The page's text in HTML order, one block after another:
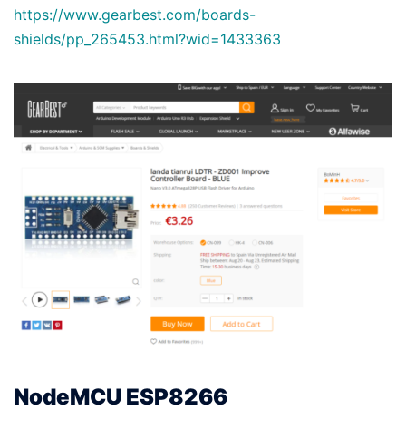
https://www.gearbest.com/boards-
shields/pp_265453.html?wid=1433363
NodeMCU ESP8266